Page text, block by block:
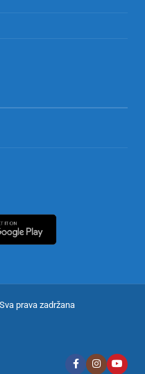
prava zadržana